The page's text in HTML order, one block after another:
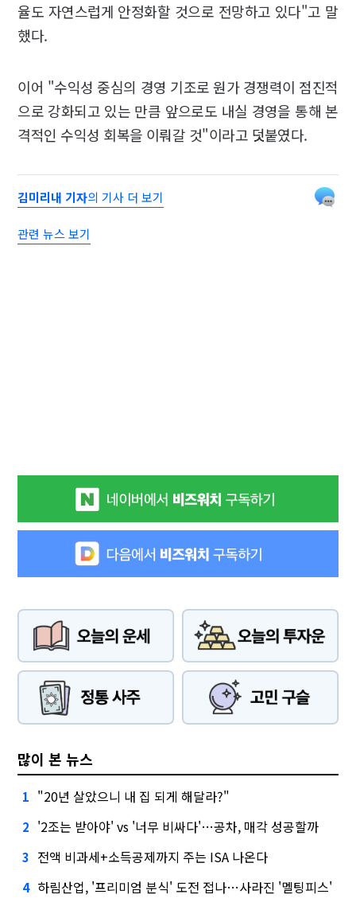
율도 자연스럽게 안정화할 것으로 전망하고 있다"고 말
했다.
이어 "수익성 중심의 경영 기조로 원가 경쟁력이 점진적
으로 강화되고 있는 만큼 앞으로도 내실 경영을 통해 본
격적인 수익성 회복을 이뤄갈 것"이라고 덧붙였다.
김미리내 기자의 기사 더 보기
관련 뉴스 보기
많이 본 뉴스
1 "20년 살았으니 내 집 되게 해달라?"
2 '2조는 받아야' vs '너무 비싸다'…공차, 매각 성공할까
3 전액 비과세+소득공제까지 주는 ISA 나온다
4 하림산업, '프리미엄 분식' 도전 접나…사라진 '멜팅피스'